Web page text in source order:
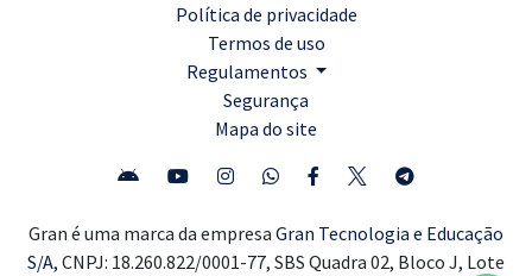
Política de privacidade
Termos de uso
Regulamentos
Segurança
Mapa do site
Gran é uma marca da empresa Gran Tecnologia e Educação
S/A, CNPJ: 18.260.822/0001-77, SBS Quadra 02, Bloco J, Lote